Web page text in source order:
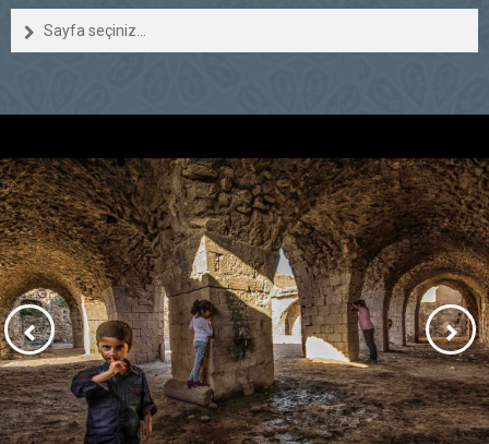
Sayfa seçiniz...